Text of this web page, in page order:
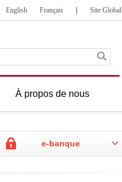
English Français Site Global
À propos de nous
e-banque